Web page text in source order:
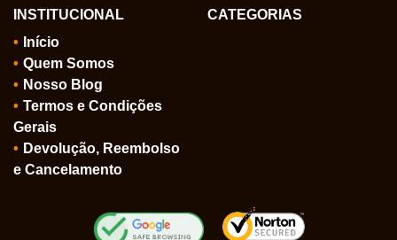
INSTITUCIONAL
Início
Quem Somos
Nosso Blog
Termos e Condições
Gerais
Devolução, Reembolso
e Cancelamento
CATEGORIAS